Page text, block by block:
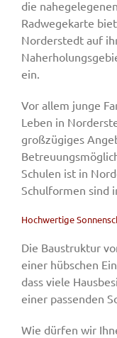
die
Radwegekarte
Norderstedt auf
ein.
Vor allem junge
Leben in
großzügiges
Schulen ist in
Schulformen sind
Hochwertige
Die Baustruktur
einer hübschen
dass viele
einer passenden
Wie dürfen wir